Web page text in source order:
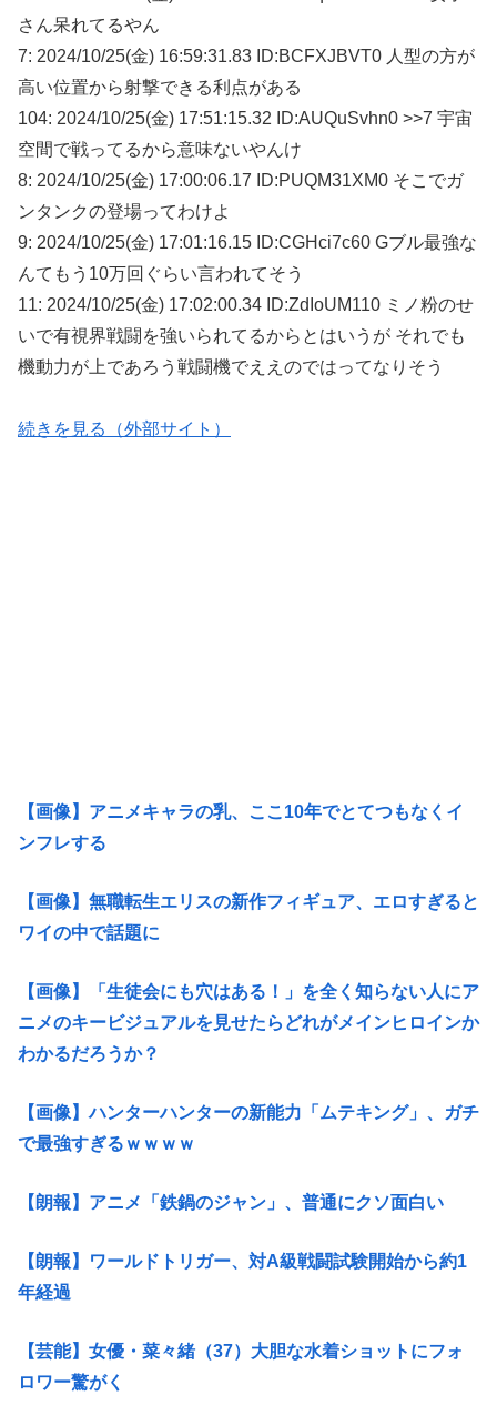
さん呆れてるやん
7: 2024/10/25(金) 16:59:31.83 ID:BCFXJBVT0 人型の方が
高い位置から射撃できる利点がある
104: 2024/10/25(金) 17:51:15.32 ID:AUQuSvhn0 >>7 宇宙
空間で戦ってるから意味ないやんけ
8: 2024/10/25(金) 17:00:06.17 ID:PUQM31XM0 そこでガ
ンタンクの登場ってわけよ
9: 2024/10/25(金) 17:01:16.15 ID:CGHci7c60 Gブル最強な
んてもう10万回ぐらい言われてそう
11: 2024/10/25(金) 17:02:00.34 ID:ZdIoUM110 ミノ粉のせ
いで有視界戦闘を強いられてるからとはいうが それでも
機動力が上であろう戦闘機でええのではってなりそう
続きを見る（外部サイト）
【画像】アニメキャラの乳、ここ10年でとてつもなくイ
ンフレする
【画像】無職転生エリスの新作フィギュア、エロすぎると
ワイの中で話題に
【画像】「生徒会にも穴はある！」を全く知らない人にア
ニメのキービジュアルを見せたらどれがメインヒロインか
わかるだろうか？
【画像】ハンターハンターの新能力「ムテキング」、ガチ
で最強すぎるｗｗｗｗ
【朗報】アニメ「鉄鍋のジャン」、普通にクソ面白い
【朗報】ワールドトリガー、対A級戦闘試験開始から約1
年経過
【芸能】女優・菜々緒（37）大胆な水着ショットにフォ
ロワー驚がく